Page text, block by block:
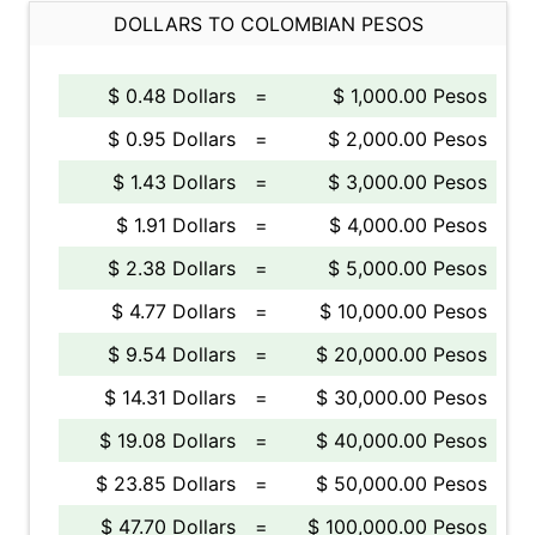
DOLLARS TO COLOMBIAN PESOS
$ 0.48 Dollars =
$ 1,000.00 Pesos
$ 0.95 Dollars
=
$ 2,000.00 Pesos
$ 1.43 Dollars
=
$ 3,000.00 Pesos
$ 1.91 Dollars
=
$ 4,000.00 Pesos
$ 2.38 Dollars
=
$ 5,000.00 Pesos
$ 4.77 Dollars
=
$ 10,000.00 Pesos
$ 9.54 Dollars
=
$ 20,000.00 Pesos
$ 14.31 Dollars
=
$ 30,000.00 Pesos
$ 19.08 Dollars
=
$ 40,000.00 Pesos
$ 23.85 Dollars
=
$ 50,000.00 Pesos
$ 47.70 Dollars
= $ 100,000.00 Pesos